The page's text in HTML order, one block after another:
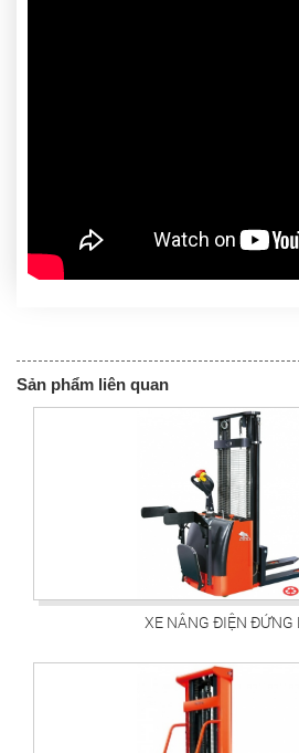
Sản phẩm liên quan
XE NÂNG ĐIỆN ĐỨNG